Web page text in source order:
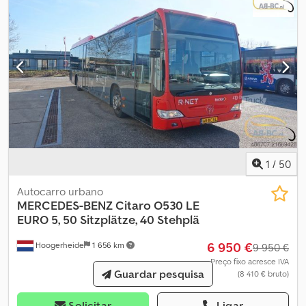
prazo. Um autocarro que comprovou o seu valor e está pronto
para continuar em serviço. Visitação mediante agendamento.
Exportação possível.
1 / 50
Hoogerheide 1 656 km
Autocarro urbano
MERCEDES-BENZCitaro O530 LE
EURO 5, 50 Sitzplätze, 40 Stehplä
6 950 €9 950 €
Preço fixo acresce IVA
(8 410 € bruto)
Guardar pesquisa